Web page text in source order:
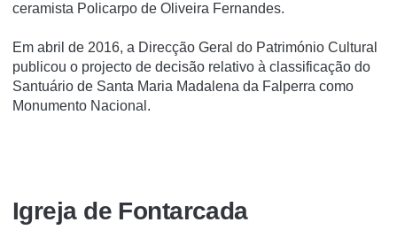
ceramista Policarpo de Oliveira Fernandes.
Em abril de 2016, a Direcção Geral do Património Cultural
publicou o projecto de decisão relativo à classificação do
Santuário de Santa Maria Madalena da Falperra como
Monumento Nacional.
Igreja de Fontarcada